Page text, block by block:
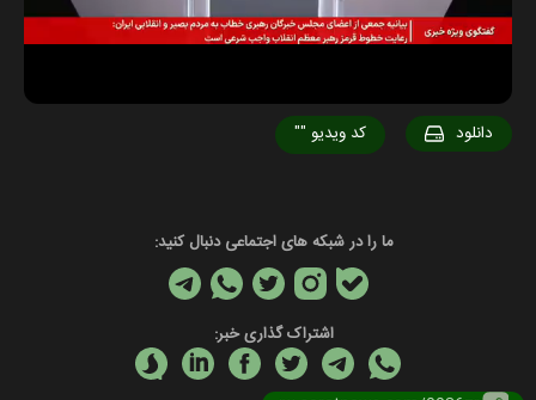
"" کد ویدیو دانلود
ما را در شبکه های اجتماعی دنبال کنید:
اشتراک گذاری خبر: